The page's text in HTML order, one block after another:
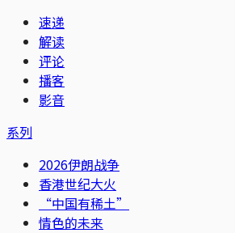
速递
解读
评论
播客
影音
系列
2026伊朗战争
香港世纪大火
“中国有稀土”
情色的未来